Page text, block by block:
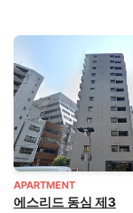
APARTMENT
에스리드 동심 제3